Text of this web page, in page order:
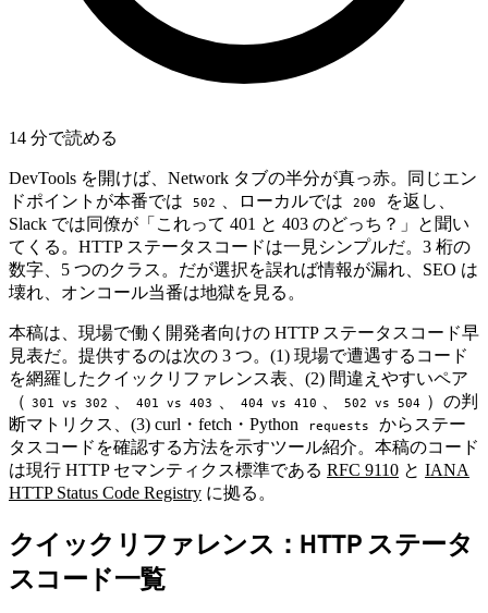
14 分で読める
DevTools を開けば、Network タブの半分が真っ赤。同じエン
ドポイントが本番では
502 、ローカルでは 200
を返し、
Slack では同僚が「これって 401 と 403 のどっち？」と聞い
てくる。HTTP ステータスコードは一見シンプルだ。3 桁の
数字、5 つのクラス。だが選択を誤れば情報が漏れ、SEO は
壊れ、オンコール当番は地獄を見る。
本稿は、現場で働く開発者向けの HTTP ステータスコード早
見表だ。提供するのは次の 3 つ。(1) 現場で遭遇するコード
を網羅したクイックリファレンス表、(2) 間違えやすいペア
（ 301 vs 302 401 vs 403 404 vs 410 502 vs 504 ）の判
断マトリクス、(3) curl・fetch・Python
requests
からステー
タスコードを確認する方法を示すツール紹介。本稿のコード
は現行 HTTP セマンティクス標準である RFC 9110 と IANA
HTTP Status Code Registry に拠る。
#
クイックリファレンス：HTTP ステータ
スコード一覧